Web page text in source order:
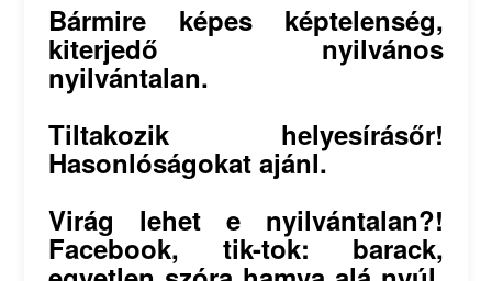
Bármire képes képtelenség,
kiterjedő nyilvános
nyilvántalan.
Tiltakozik helyesírásőr!
Hasonlóságokat ajánl.
Virág lehet e nyilvántalan?!
Facebook, tik-tok: barack,